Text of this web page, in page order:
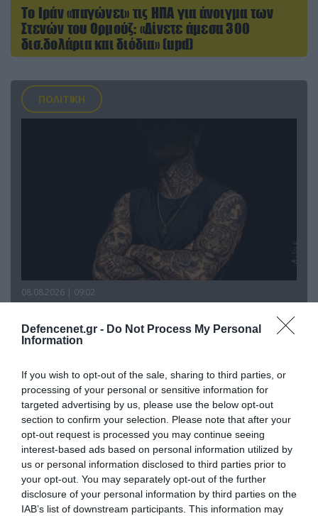
Defencenet.gr - Do Not Process My Personal
Information
If you wish to opt-out of the sale, sharing to third parties, or
processing of your personal or sensitive information for
targeted advertising by us, please use the below opt-out
section to confirm your selection. Please note that after your
opt-out request is processed you may continue seeing
interest-based ads based on personal information utilized by
us or personal information disclosed to third parties prior to
your opt-out. You may separately opt-out of the further
disclosure of your personal information by third parties on the
IAB’s list of downstream participants. This information may
Το Ιράν «παγώνει» τις ΗΠΑ για άνοιγμα των
Στενών του Ορμούζ: «Δίνετε άμεσα 300
δισ.δολάρια και διόδια» (upd)
ΠΟΛΙΤΙΚΗ
08.08.2026 | 09:02
του Αρκά για τα τατουάζ (φωτο)